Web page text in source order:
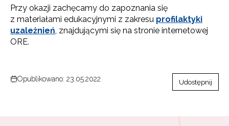
Przy okazji zachęcamy do zapoznania się
z materiałami edukacyjnymi z zakresu profilaktyki
uzależnień , znajdującymi się na stronie internetowej
ORE.
Opublikowano: 23.05.2022 Udostępnij